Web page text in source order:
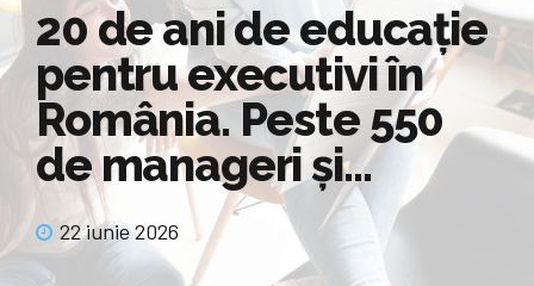
20 de ani de educaţie
pentru executivi în
România. Peste 550
de manageri şi…
22 iunie 2026